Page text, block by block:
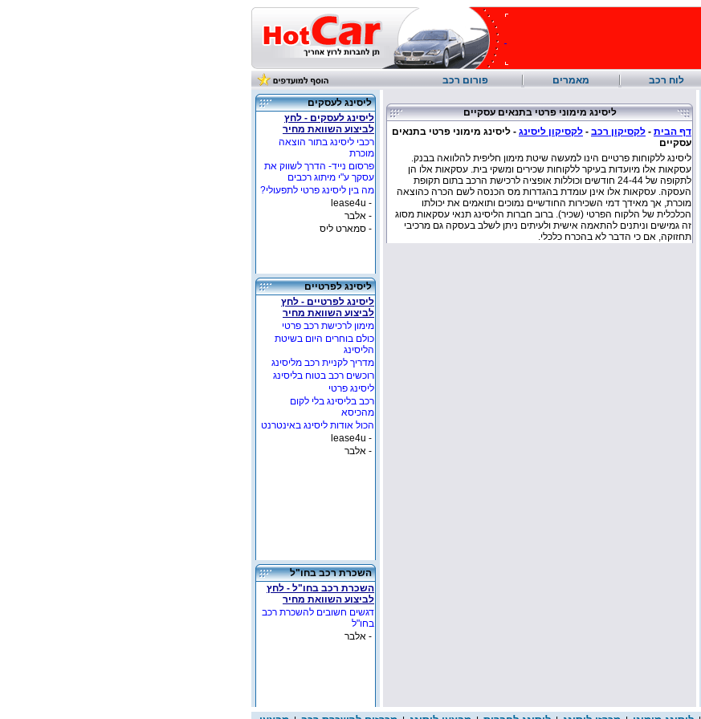
לוח רכב מאמרים
פורום רכב
ליסינג מימוני פרטי בתנאים עסקיים
דף הבית - לקסיקון רכב - לקסיקון ליסינג - ליסינג מימוני פרטי בתנאים
עסקיים
ליסינג ללקוחות פרטיים הינו למעשה שיטת מימון חליפית להלוואה בבנק.
עסקאות אלו מיועדות בעיקר ללקוחות שכירים ומשקי בית. עסקאות אלו הן
לתקופה של 24-44 חודשים וכוללות אופציה לרכישת הרכב בתום תקופת
העסקה. עסקאות אלו אינן עומדת בהגדרות מס הכנסה לשם הכרה כהוצאה
מוכרת, אך מאידך דמי השכירות החודשיים נמוכים ותואמים את יכולתו
הכלכלית של הלקוח הפרטי (שכיר). ברוב חברות הליסינג תנאי עסקאות מסוג
זה גמישים וניתנים להתאמה אישית ולעיתים ניתן לשלב בעסקה גם מרכיבי
תחזוקה, אם כי הדבר לא בהכרח כלכלי.
ליסינג לעסקים
ליסינג לעסקים - לחץ
לביצוע השוואת מחיר
רכבי ליסינג בתור הוצאה
מוכרת
פרסום נייד- הדרך לשווק את
עסקך ע"י מיתוג רכבים
מה בין ליסינג פרטי לתפעולי?
- lease4u
- אלבר
- סמארט ליס
ליסינג לפרטיים
ליסינג לפרטיים - לחץ
לביצוע השוואת מחיר
מימון לרכישת רכב פרטי
כולם בוחרים היום בשיטת
הליסינג
מדריך לקניית רכב מליסינג
רוכשים רכב בטוח בליסינג
ליסינג פרטי
רכב בליסינג בלי לקום
מהכיסא
הכול אודות ליסינג באינטרנט
- lease4u
- אלבר
השכרת רכב בחו"ל
השכרת רכב בחו"ל - לחץ
לביצוע השוואת מחיר
דגשים חשובים להשכרת רכב
בחו"ל
- אלבר